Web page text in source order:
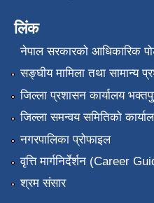
लिंक
नेपाल सरकारको आधिकारिक
सङ्‍घीय मामिला तथा सामान्य
जिल्ला प्रशासन कार्यालय
जिल्ला समन्वय समितिको
नगरपालिका प्रोफाइल
वृत्ति मार्गनिर्देर्शन (Career
श्रम संसार